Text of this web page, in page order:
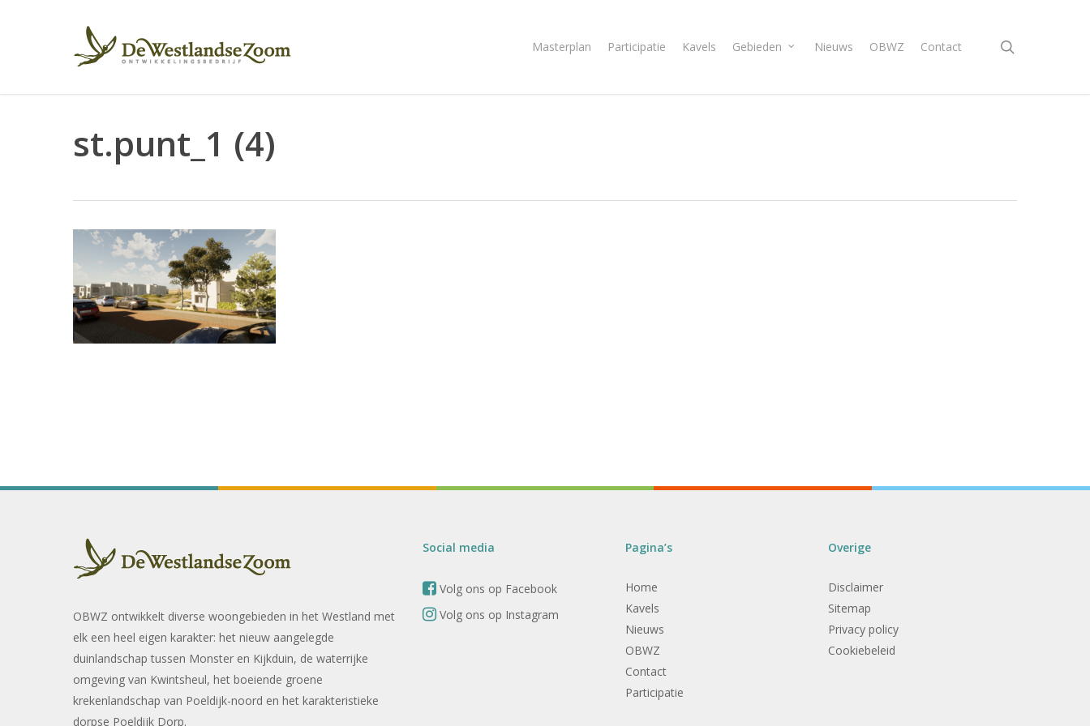
Masterplan Participatie Kavels Gebieden Nieuws OBWZ Contact
st.punt_1 (4)
OBWZ ontwikkelt diverse woongebieden in het Westland met
elk een heel eigen karakter: het nieuw aangelegde
duinlandschap tussen Monster en Kijkduin, de waterrijke
omgeving van Kwintsheul, het boeiende groene
krekenlandschap van Poeldijk-noord en het karakteristieke
dorpse Poeldijk Dorp.
Social media
Volg ons op Facebook
Volg ons op Instagram
Pagina’s
Home
Kavels
Nieuws
OBWZ
Contact
Participatie
Overige
Disclaimer
Sitemap
Privacy policy
Cookiebeleid